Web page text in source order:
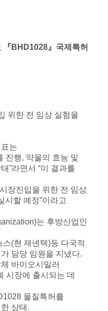
『BHD1028』국제특허
위한 전 임상 실험을
는
진행, 약물의 효능 및
”라면서 “이 결과를
장진입을 위한 전 임상
시할 예정”이라고
는 후방산업인
(현 제넨텍)등 다국적
담당 임원을 지냈다.
바이오시밀러
시장에 출시되는 데
물질특허를
상태.